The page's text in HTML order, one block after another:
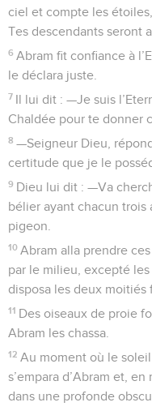
ciel et compte les
Tes descendants seront
6 Abram fit confiance à
le déclara juste.
7 Il lui dit : —Je suis
Chaldée pour te donner
8 —Seigneur Dieu,
certitude que je le
9 Dieu lui dit : —Va
bélier ayant chacun
pigeon.
10 Abram alla prendre
par le milieu, excepté
disposa les deux moitiés
11 Des oiseaux de proie
Abram les chassa.
12 Au moment où le
s’empara d’Abram et,
dans une profonde